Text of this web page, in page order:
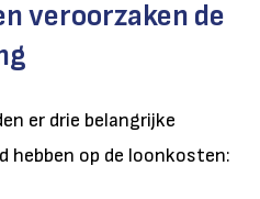
veroorzaken de
er drie belangrijke
hebben op de loonkosten: